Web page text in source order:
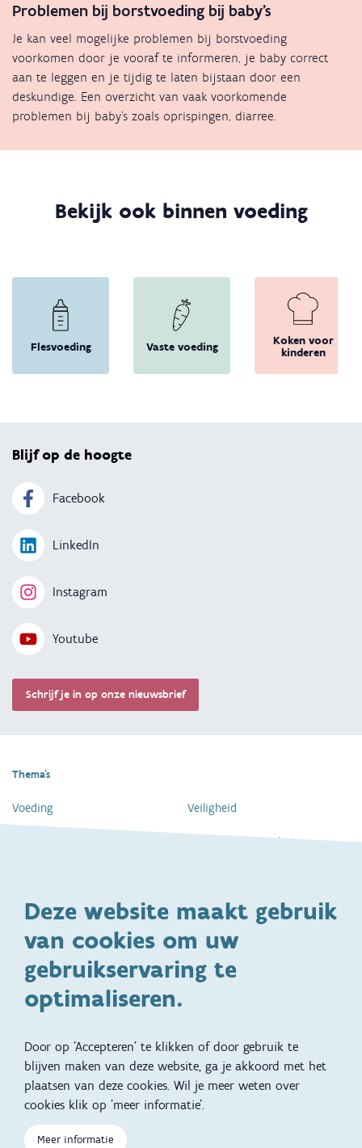
Deze website maakt gebruik
van cookies om uw
gebruikservaring te
optimaliseren.
Door op 'Accepteren' te klikken of door gebruik te
blijven maken van deze website, ga je akkoord met het
plaatsen van deze cookies. Wil je meer weten over
cookies klik op 'meer informatie'.
Meer informatie
Problemen bij borstvoeding bij baby's
Je kan veel mogelijke problemen bij borstvoeding
voorkomen door je vooraf te informeren, je baby correct
aan te leggen en je tijdig te laten bijstaan door een
deskundige. Een overzicht van vaak voorkomende
problemen bij baby's zoals oprispingen, diarree.
Bekijk ook binnen voeding
Flesvoeding Vaste voeding
Koken voor
kinderen
Blijf op de hoogte
Facebook
LinkedIn
Instagram
Youtube
Schrijf je in op onze nieuwsbrief
Thema's
Voeding
Ontwikkeling en gedrag
Specifieke
ondersteuningsbehoefte
Zwangerschap en geboorte
Slapen
Veiligheid
Dagelijkse verzorging
Gezinsleven
Adoptie
Kinderwens
Voet
Kind en Gezin diensten
Aanbod tijdens de
zwangerschap
Vertalingen